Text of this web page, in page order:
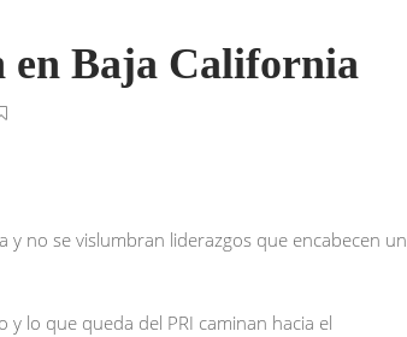
en Baja California
y no se vislumbran liderazgos que encabecen un
y lo que queda del PRI caminan hacia el